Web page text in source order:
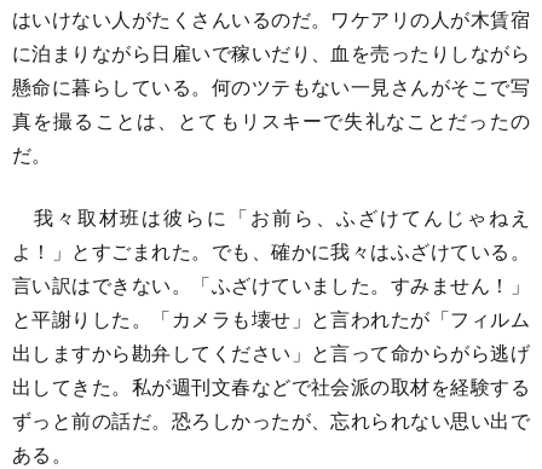
はいけない人がたくさんいるのだ。ワケアリの人が木賃宿
に泊まりながら日雇いで稼いだり、血を売ったりしながら
懸命に暮らしている。何のツテもない一見さんがそこで写
真を撮ることは、とてもリスキーで失礼なことだったの
だ。
我々取材班は彼らに「お前ら、ふざけてんじゃねえ
よ！」とすごまれた。でも、確かに我々はふざけている。
言い訳はできない。「ふざけていました。すみません！」
と平謝りした。「カメラも壊せ」と言われたが「フィルム
出しますから勘弁してください」と言って命からがら逃げ
出してきた。私が週刊文春などで社会派の取材を経験する
ずっと前の話だ。恐ろしかったが、忘れられない思い出で
ある。